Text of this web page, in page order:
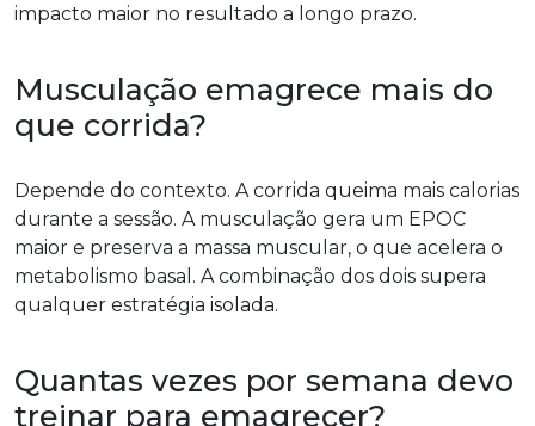
impacto maior no resultado a longo prazo.
Musculação emagrece mais do
que corrida?
Depende do contexto. A corrida queima mais calorias
durante a sessão. A musculação gera um EPOC
maior e preserva a massa muscular, o que acelera o
metabolismo basal. A combinação dos dois supera
qualquer estratégia isolada.
Quantas vezes por semana devo
treinar para emagrecer?